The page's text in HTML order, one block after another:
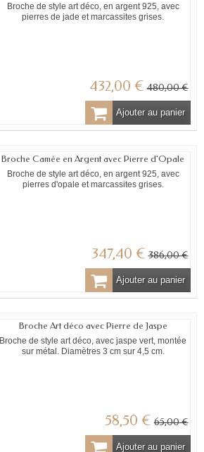
Broche de style art déco, en argent 925, avec
pierres de jade et marcassites grises.
432,00 € 480,00 €
Ajouter au panier
Broche Camée en Argent avec Pierre d'Opale
Broche de style art déco, en argent 925, avec
pierres d'opale et marcassites grises.
347,40 € 386,00 €
Ajouter au panier
Broche Art déco avec Pierre de Jaspe
Broche de style art déco, avec jaspe vert, montée
sur métal. Diamètres 3 cm sur 4,5 cm.
58,50 € 65,00 €
Ajouter au panier